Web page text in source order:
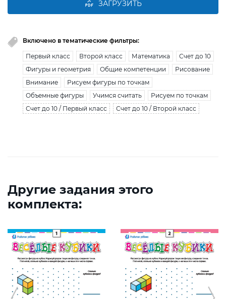
ЗАГРУЗИТЬ
Включено в тематические фильтры:
Первый класс Второй класс Математика
Счет до 10
Фигуры и геометрия
Общие компетенции
Рисование
Внимание
Рисуем фигуры по точкам
Объемные фигуры
Учимся считать
Рисуем по точкам
Счет до 10 / Первый класс
Счет до 10 / Второй класс
Другие задания этого
комплекта: